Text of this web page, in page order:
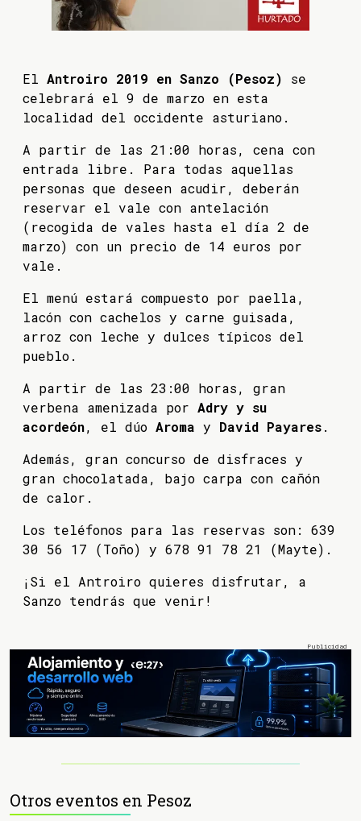
El Antroiro 2019 en Sanzo (Pesoz) se
celebrará el 9 de marzo en esta
localidad del occidente asturiano.
A partir de las 21:00 horas, cena con
entrada libre. Para todas aquellas
personas que deseen acudir, deberán
reservar el vale con antelación
(recogida de vales hasta el día 2 de
marzo) con un precio de 14 euros por
vale.
El menú estará compuesto por paella,
lacón con cachelos y carne guisada,
arroz con leche y dulces típicos del
pueblo.
A partir de las 23:00 horas, gran
verbena amenizada por Adry y su
acordeón, el dúo Aroma y David Payares.
Además, gran concurso de disfraces y
gran chocolatada, bajo carpa con cañón
de calor.
Los teléfonos para las reservas son: 639
30 56 17 (Toño) y 678 91 78 21 (Mayte).
¡Si el Antroiro quieres disfrutar, a
Sanzo tendrás que venir!
Otros eventos en Pesoz